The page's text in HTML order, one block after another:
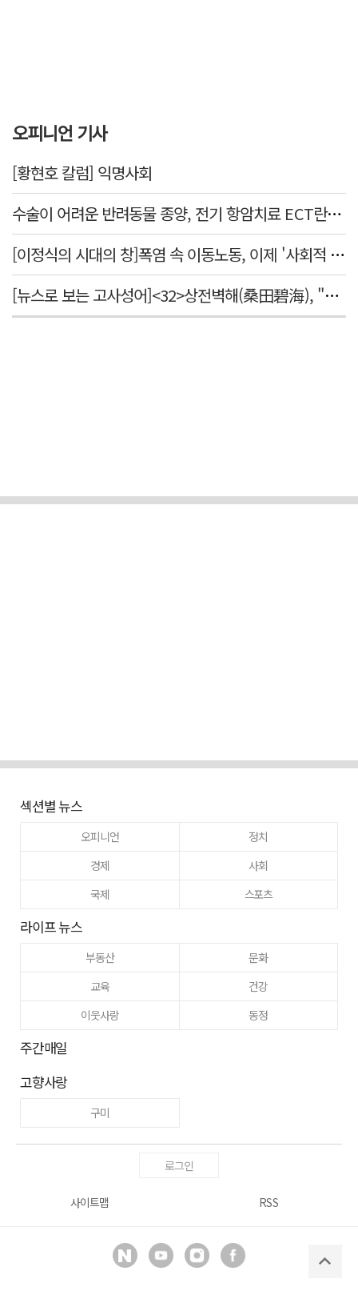
오피니언 기사
[황현호 칼럼] 익명사회
수술이 어려운 반려동물 종양, 전기 항암치료 ECT란? [반려동물 건강톡톡]
[이정식의 시대의 창]폭염 속 이동노동, 이제 '사회적 위험 관리'로 전환할 때
[뉴스로 보는 고사성어]<32>상전벽해(桑田碧海), "뽕나무밭이 푸른 바다가 되었다."
섹션별 뉴스
오피니언
정치
경제
사회
국제
스포츠
라이프 뉴스
부동산
문화
교육
건강
이웃사랑
동정
주간매일
고향사랑
구미
로그인
사이트맵 RSS